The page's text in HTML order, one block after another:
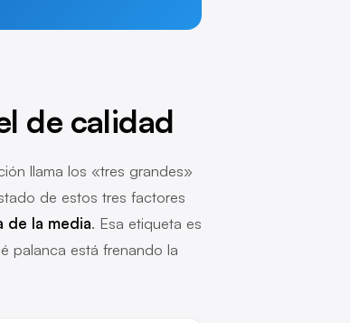
de calidad
llama los «tres grandes»
de estos tres factores
de la media. Esa etiqueta es
palanca está frenando la